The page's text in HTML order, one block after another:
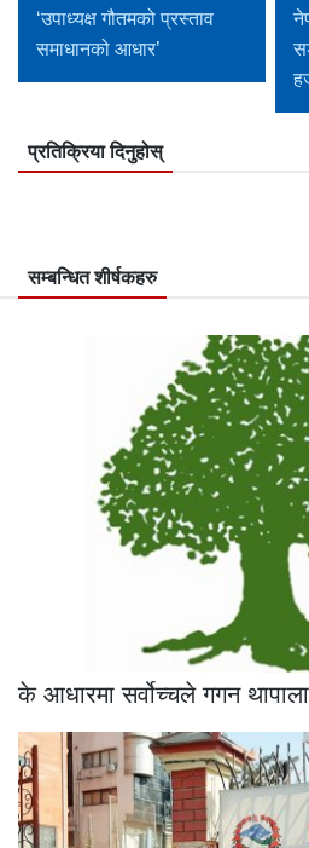
‘उपाध्यक्ष गौतमको प्रस्ताव
समाधानको आधार’
प्रतिक्रिया दिनुहोस्
सम्बन्धित शीर्षकहरु
के आधारमा सर्वोच्चले गगन